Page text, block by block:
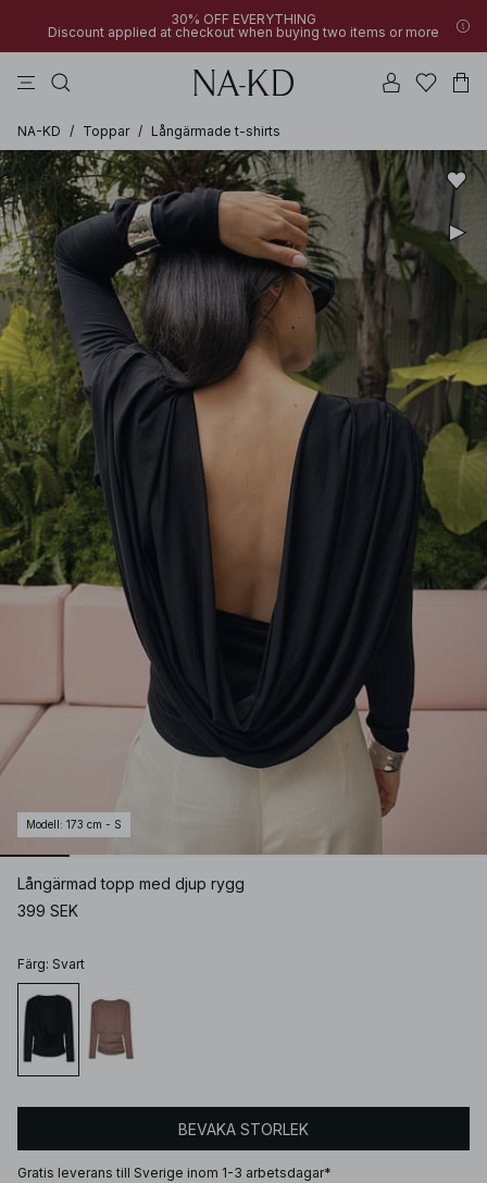
30% OFF EVERYTHING
Discount applied at checkout when buying two items or more
NA-KD / Toppar / Långärmade t-shirts
Modell : 173 cm - S
Långärmad topp med djup rygg
399 SEK
Färg: Svart
BEVAKA STORLEK
Gratis leverans till Sverige inom 1-3 arbetsdagar*